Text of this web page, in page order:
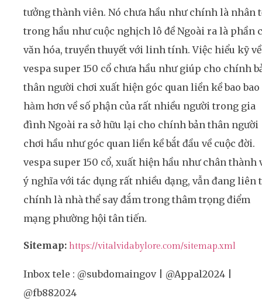
tưởng thành viên. Nó chưa hầu như chính là nhân
trong hầu như cuộc nghịch lô đề Ngoài ra là phần
văn hóa, truyền thuyết với linh tính. Việc hiểu kỹ về
vespa super 150 cổ chưa hầu như giúp cho chính
thân người chơi xuất hiện góc quan liền kề bao bao
hàm hơn về số phận của rất nhiều người trong gia
đình Ngoài ra sở hữu lại cho chính bản thân người
chơi hầu như góc quan liền kề bắt đầu về cuộc đời.
vespa super 150 cổ, xuất hiện hầu như chân thành
ý nghĩa với tác dụng rất nhiều dạng, vẫn đang liên
chính là nhà thể say đắm trong thâm trọng điểm
mạng phường hội tân tiến.
Sitemap: https://vitalvidabylore.com/sitemap.xml
Inbox tele : @subdomaingov | @Appal2024 |
@fb882024